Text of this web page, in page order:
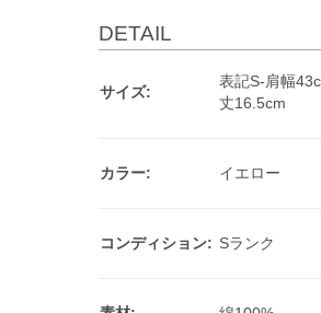
DETAIL
サイズ:
表記S-肩幅
丈16.5cm
カラー: イエロー
コンディション: Sランク